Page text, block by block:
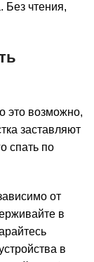
Без чтения,
это возможно,
заставляют
спать по
от
в
в